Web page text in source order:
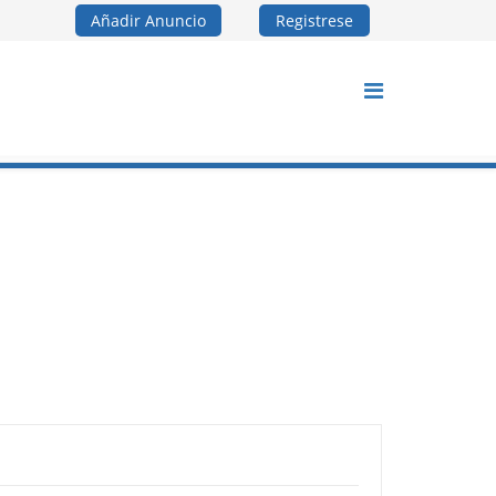
Añadir Anuncio Registrese